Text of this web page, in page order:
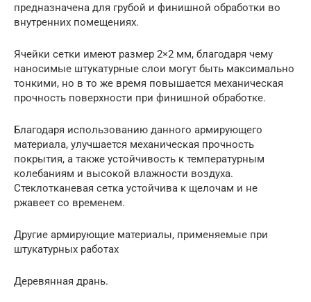
предназначена для грубой и финишной обработки во
внутренних помещениях.
Ячейки сетки имеют размер 2×2 мм, благодаря чему
наносимые штукатурные слои могут быть максимально
тонкими, но в то же время повышается механическая
прочность поверхности при финишной обработке.
Благодаря использованию данного армирующего
материала, улучшается механическая прочность
покрытия, а также устойчивость к температурным
колебаниям и высокой влажности воздуха.
Стеклотканевая сетка устойчива к щелочам и не
ржавеет со временем.
Другие армирующие материалы, применяемые при
штукатурных работах
Деревянная дрань.